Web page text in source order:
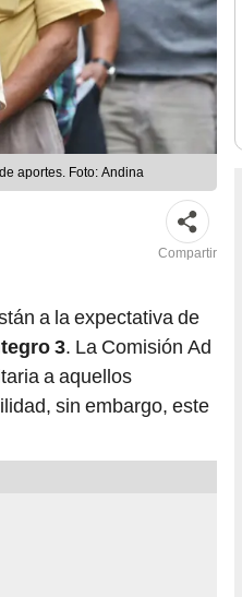
aportes. Foto: Andina
Compartir
a la expectativa de
3. La Comisión Ad
a aquellos
sin embargo, este